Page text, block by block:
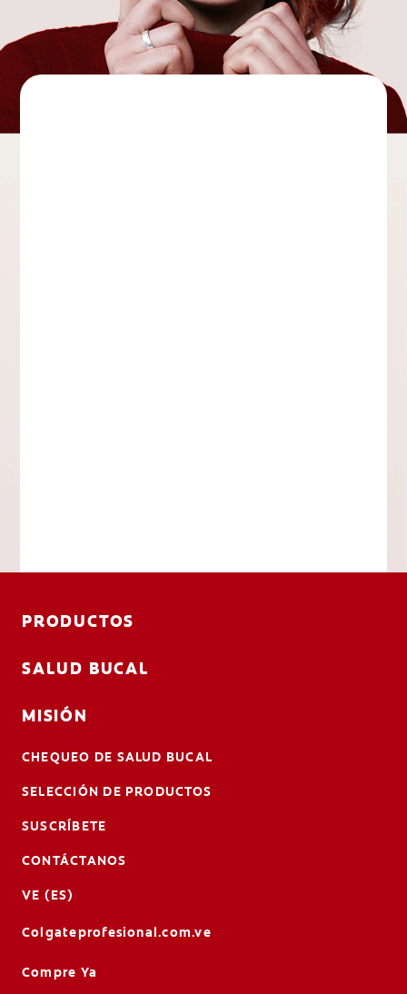
PRODUCTOS
SALUD BUCAL
MISIÓN
CHEQUEO DE SALUD BUCAL
SELECCIÓN DE PRODUCTOS
SUSCRÍBETE
CONTÁCTANOS
VE (ES)
Colgateprofesional.com.ve
Compre Ya